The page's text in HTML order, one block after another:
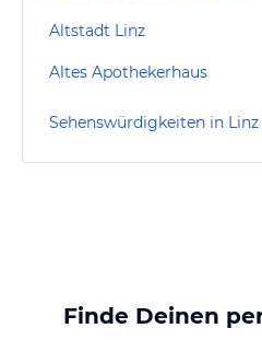
Altstadt Linz
Altes Apothekerhaus
Sehenswürdigkeiten in Linz
Finde Deinen